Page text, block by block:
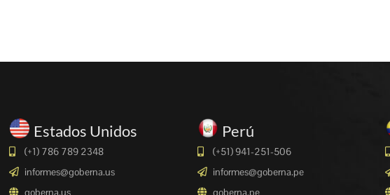
Estados Unidos
(+1) 786 789 2348
informes@goberna.us
goberna.us
Perú
(+51) 941-251-506
informes@goberna.pe
goberna.pe